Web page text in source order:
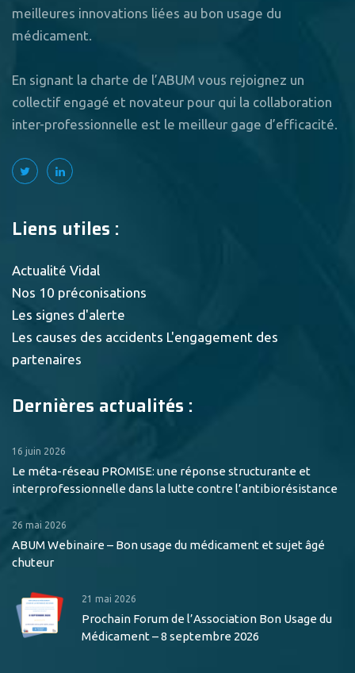
meilleures innovations liées au bon usage du
médicament.
En signant la charte de l’ABUM vous rejoignez un
collectif engagé et novateur pour qui la collaboration
inter-professionnelle est le meilleur gage d’efficacité.
Liens utiles :
Actualité Vidal
Nos 10 préconisations
Les signes d'alerte
Les causes des accidents L'engagement des
partenaires
Dernières actualités :
16 juin 2026
Le méta-réseau PROMISE: une réponse structurante et
interprofessionnelle dans la lutte contre l’antibiorésistance
26 mai 2026
ABUM Webinaire – Bon usage du médicament et sujet âgé
chuteur
21 mai 2026
Prochain Forum de l’Association Bon Usage du
Médicament – 8 septembre 2026